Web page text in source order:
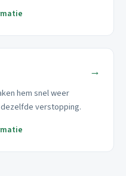
→
hem snel weer
verstopping.